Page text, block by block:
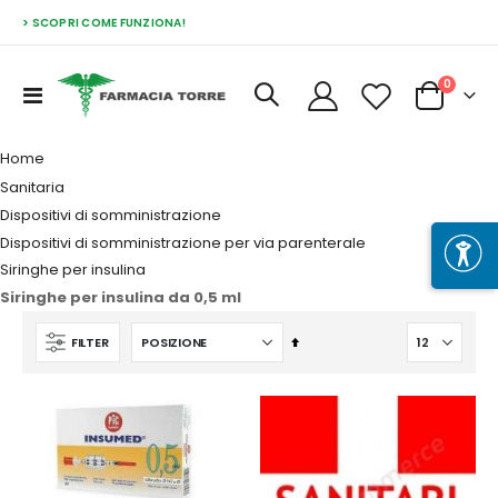
> SCOPRI COME FUNZIONA!
Toggle
Cart
0
Home
Sanitaria
Dispositivi di somministrazione
Dispositivi di somministrazione per via parenterale
Siringhe per insulina
Siringhe per insulina da 0,5 ml
FILTER
Imposta